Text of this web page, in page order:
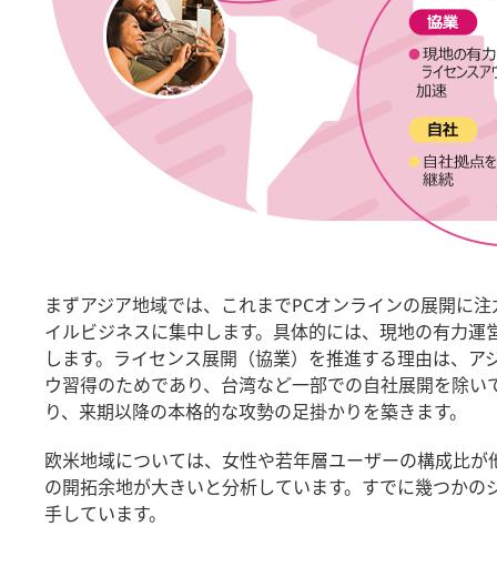
まずアジア地域では、これまでPCオンラインの展開に
イルビジネスに集中します。具体的には、現地の有力
します。ライセンス展開（協業）を推進する理由は、
ウ習得のためであり、台湾など一部での自社展開を除
り、来期以降の本格的な攻勢の足掛かりを築きます。
欧米地域については、女性や若年層ユーザーの構成比
の開拓余地が大きいと分析しています。すでに幾つか
手しています。